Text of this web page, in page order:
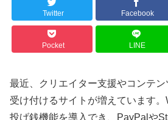
Twitter Facebook
Pocket LINE
最近、クリエイター支援やコンテ
受け付けるサイトが増えています
投げ銭機能を導入でき、PayPalや